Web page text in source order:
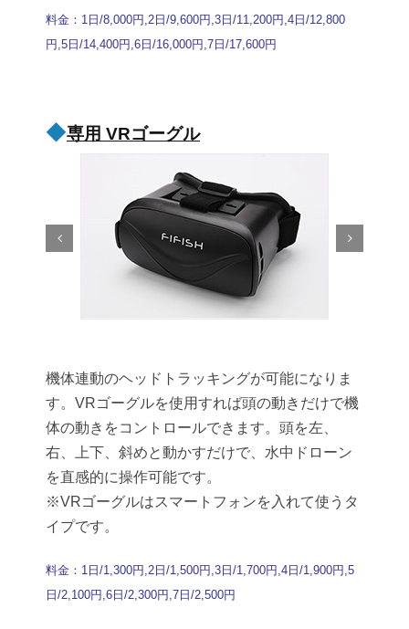
料金：1日/8,000円,2日/9,600円,3日/11,200円,4日/12,800
円,5日/14,400円,6日/16,000円,7日/17,600円
◆専用 VRゴーグル
機体連動のヘッドトラッキングが可能になりま
す。VRゴーグルを使用すれば頭の動きだけで機
体の動きをコントロールできます。頭を左、
右、上下、斜めと動かすだけで、水中ドローン
を直感的に操作可能です。
※VRゴーグルはスマートフォンを入れて使うタ
イプです。
料金：1日/1,300円,2日/1,500円,3日/1,700円,4日/1,900円,5
日/2,100円,6日/2,300円,7日/2,500円